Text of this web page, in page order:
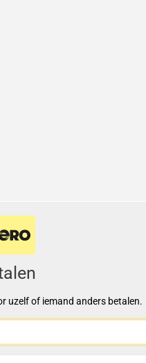
uzelf of iemand anders betalen.